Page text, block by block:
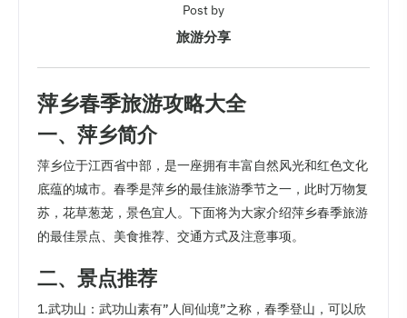
Post by
旅游分享
萍乡春季旅游攻略大全
一、萍乡简介
萍乡位于江西省中部，是一座拥有丰富自然风光和红色文化
底蕴的城市。春季是萍乡的最佳旅游季节之一，此时万物复
苏，花草葱茏，景色宜人。下面将为大家介绍萍乡春季旅游
的最佳景点、美食推荐、交通方式及注意事项。
二、景点推荐
1.武功山：武功山素有”人间仙境”之称，春季登山，可以欣